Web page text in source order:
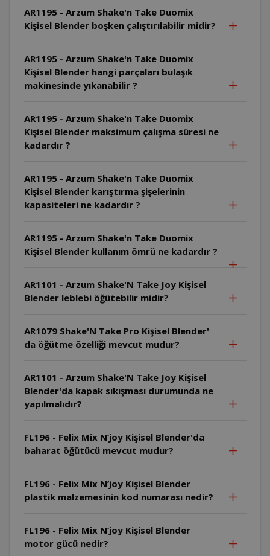
AR1195 - Arzum Shake'n Take Duomix
Kişisel Blender boşken çalıştırılabilir midir?
AR1195 - Arzum Shake'n Take Duomix
Kişisel Blender hangi parçaları bulaşık
makinesinde yıkanabilir ?
AR1195 - Arzum Shake'n Take Duomix
Kişisel Blender maksimum çalışma süresi ne
kadardır ?
AR1195 - Arzum Shake'n Take Duomix
Kişisel Blender karıştırma şişelerinin
kapasiteleri ne kadardır ?
AR1195 - Arzum Shake'n Take Duomix
Kişisel Blender kullanım ömrü ne kadardır ?
AR1101 - Arzum Shake'N Take Joy Kişisel
Blender leblebi öğütebilir midir?
AR1079 Shake'N Take Pro Kişisel Blender'
da öğütme özelliği mevcut mudur?
AR1101 - Arzum Shake'N Take Joy Kişisel
Blender'da kapak sıkışması durumunda ne
yapılmalıdır?
FL196 - Felix Mix N’joy Kişisel Blender'da
baharat öğütücü mevcut mudur?
FL196 - Felix Mix N’joy Kişisel Blender
plastik malzemesinin kod numarası nedir?
FL196 - Felix Mix N’joy Kişisel Blender
motor gücü nedir?